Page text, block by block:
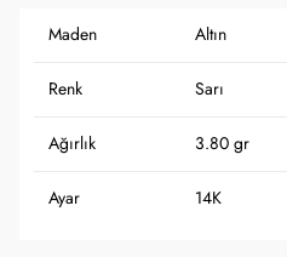
Maden Altın
Renk Sarı
Ağırlık 3.80 gr
Ayar 14K